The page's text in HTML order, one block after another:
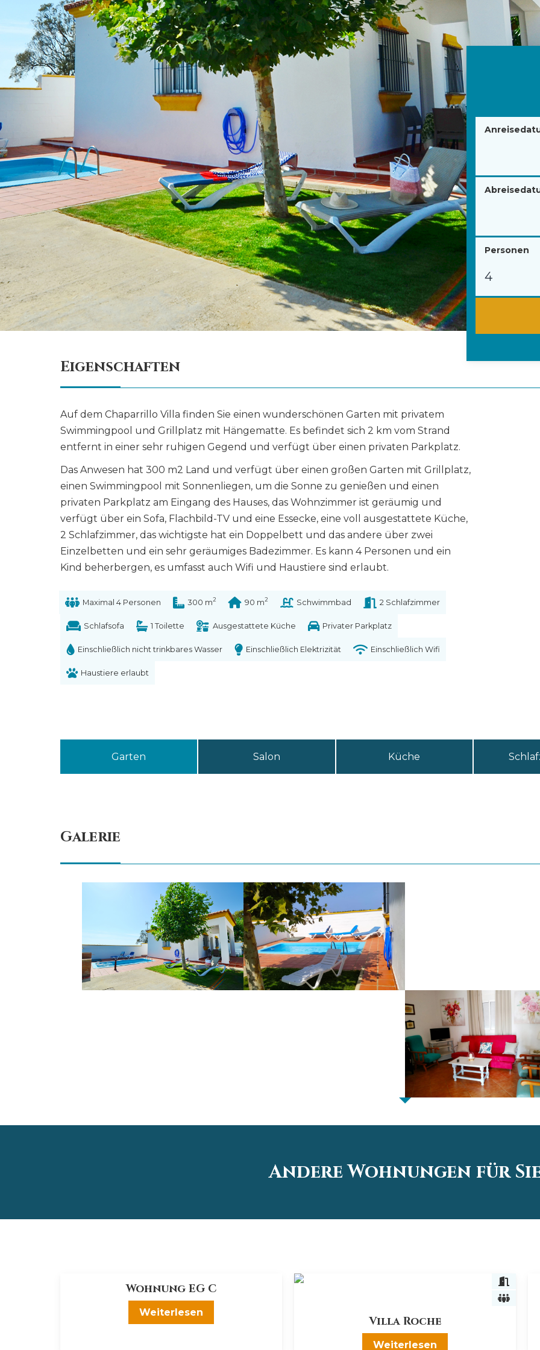
Personen
Eigenschaften
Auf dem Chaparrillo Villa finden Sie einen wunderschönen Garten mit privatem
Swimmingpool und Grillplatz mit Hängematte. Es befindet sich 2 km vom Strand
entfernt in einer sehr ruhigen Gegend und verfügt über einen privaten Parkplatz.
Das Anwesen hat 300 m2 Land und verfügt über einen großen Garten mit Grillplatz,
einen Swimmingpool mit Sonnenliegen, um die Sonne zu genießen und einen
privaten Parkplatz am Eingang des Hauses, das Wohnzimmer ist geräumig und
verfügt über ein Sofa, Flachbild-TV und eine Essecke, eine voll ausgestattete Küche,
2 Schlafzimmer, das wichtigste hat ein Doppelbett und das andere über zwei
Einzelbetten und ein sehr geräumiges Badezimmer. Es kann 4 Personen und ein
Kind beherbergen, es umfasst auch Wifi und Haustiere sind erlaubt.
Maximal 4 Personen 300 m2 90 m2 Schwimmbad 2 Schlafzimmer
Schlafsofa 1 Toilette Ausgestattete Küche Privater Parkplatz
Einschließlich nicht trinkbares Wasser Einschließlich Elektrizität Einschließlich Wifi
Haustiere erlaubt
Garten Salon Küche
Galerie
Andere Wohnungen für
Wohnung EG C
Weiterlesen
Villa Roche
Weiterlesen